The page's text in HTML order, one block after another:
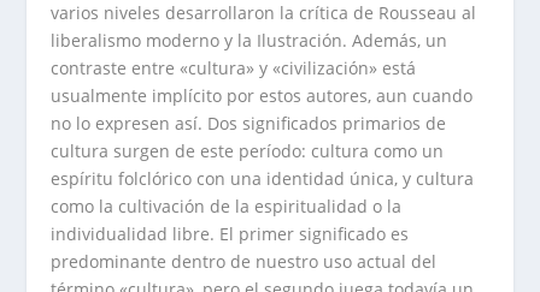
varios niveles desarrollaron la crítica de Rousseau al
liberalismo moderno y la Ilustración. Además, un
contraste entre «cultura» y «civilización» está
usualmente implícito por estos autores, aun cuando
no lo expresen así. Dos significados primarios de
cultura surgen de este período: cultura como un
espíritu folclórico con una identidad única, y cultura
como la cultivación de la espiritualidad o la
individualidad libre. El primer significado es
predominante dentro de nuestro uso actual del